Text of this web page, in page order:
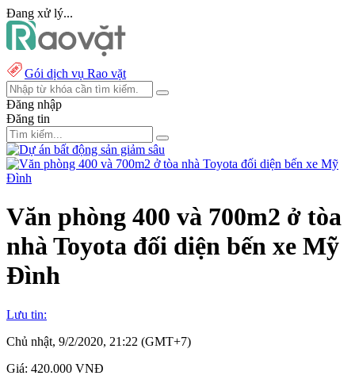
Đang xử lý...
Gói dịch vụ Rao vặt
Đăng nhập
Đăng tin
Văn phòng 400 và 700m2 ở tòa
nhà Toyota đối diện bến xe Mỹ
Đình
Lưu tin:
Chủ nhật, 9/2/2020, 21:22 (GMT+7)
Giá: 420.000 VNĐ